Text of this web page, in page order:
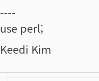
----
use perl;
Keedi Kim